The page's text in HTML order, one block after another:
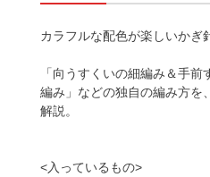
カラフルな配色が楽しいかぎ
「向うすくいの細編み＆手
編み」などの独自の編み方を
解説。
<入っているもの>